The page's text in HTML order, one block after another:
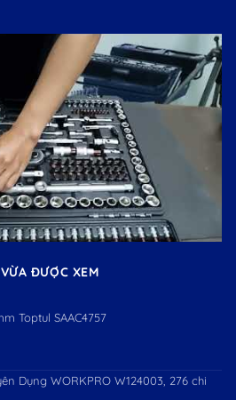
ĐƯỢC XEM
Toptul SAAC4757
Dụng WORKPRO W124003, 276 chi